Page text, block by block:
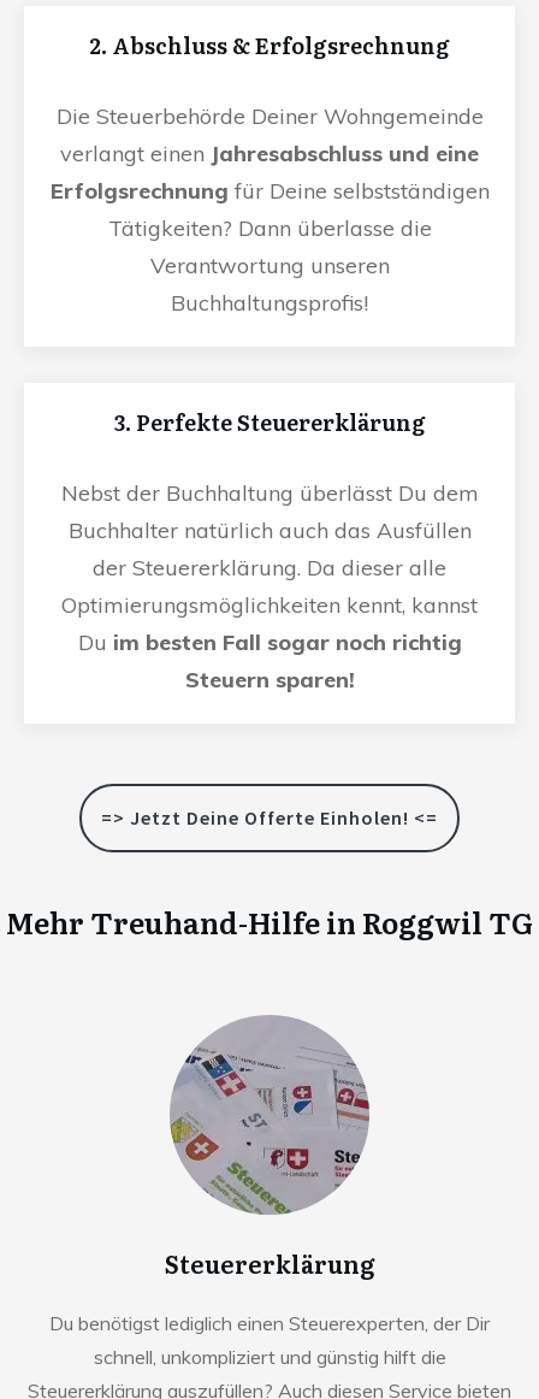
2. Abschluss & Erfolgsrechnung
Die Steuerbehörde Deiner Wohngemeinde
verlangt einen Jahresabschluss und eine
Erfolgsrechnung für Deine selbstständigen
Tätigkeiten? Dann überlasse die
Verantwortung unseren
Buchhaltungsprofis!
3. Perfekte Steuererklärung
Nebst der Buchhaltung überlässt Du dem
Buchhalter natürlich auch das Ausfüllen
der Steuererklärung. Da dieser alle
Optimierungsmöglichkeiten kennt, kannst
Du im besten Fall sogar noch richtig
Steuern sparen!
=> Jetzt Deine Offerte Einholen! <=
Mehr Treuhand-Hilfe in Roggwil TG
Steuererklärung
Du benötigst lediglich einen Steuerexperten, der Dir
schnell, unkompliziert und günstig hilft die
Steuererklärung auszufüllen? Auch diesen Service bieten